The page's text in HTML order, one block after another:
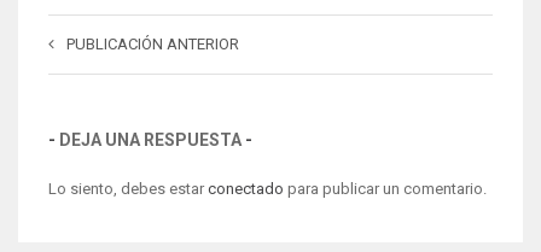
PUBLICACIÓN ANTERIOR
DEJA UNA RESPUESTA
Lo siento, debes estar conectado para publicar un comentario.